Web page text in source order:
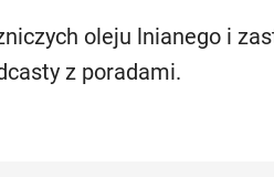
oleju lnianego i
z poradami.